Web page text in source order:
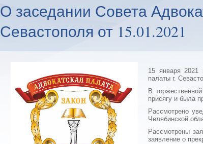
О заседании Совета
Севастополя от 15.01.2021
15 января 2021
палаты г.
В
присягу и была
Рассмотрено
Челябинской
Рассмотрены
заявление о